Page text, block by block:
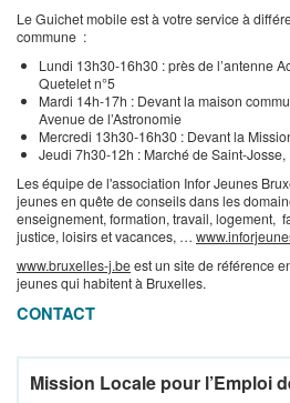
Le Guichet mobile est à votre service à
commune :
Lundi 13h30-16h30 : près de l’antenne
Quetelet n°5
Mardi 14h-17h : Devant la maison
Avenue de l’Astronomie
Mercredi 13h30-16h30 : Devant la
Jeudi 7h30-12h : Marché de Saint-
Les équipe de l'association Infor Jeunes
jeunes en quête de conseils dans les
enseignement, formation, travail, logement,
justice, loisirs et vacances, …
www.bruxelles-j.beest un site de référence
jeunes qui habitent à Bruxelles.
CONTACT
Mission Locale pour l’Emploi